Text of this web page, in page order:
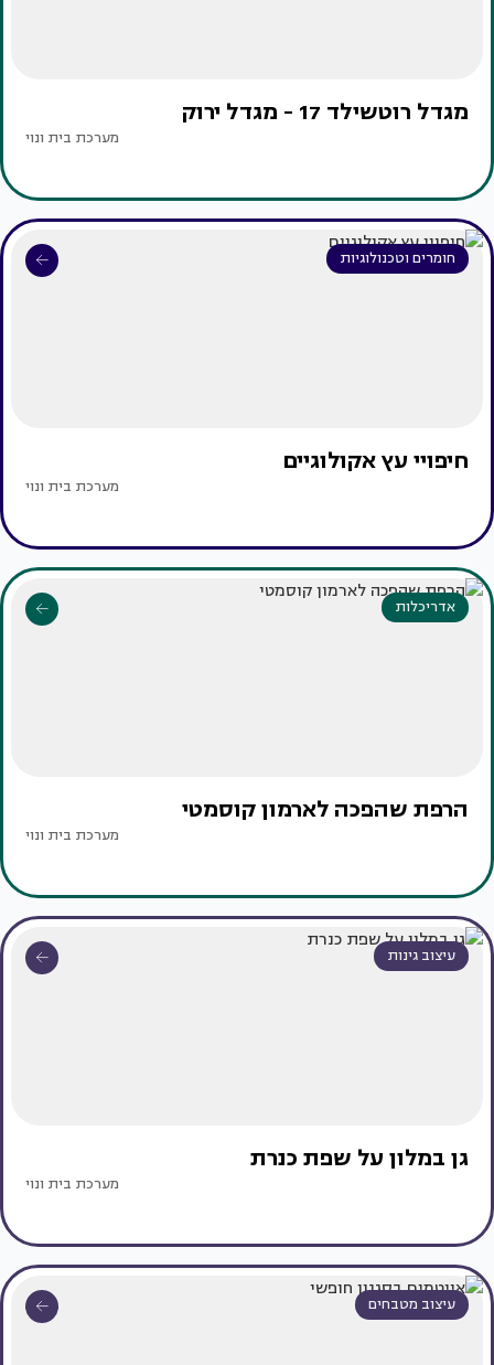
מגדל רוטשילד 17 - מגדל ירוק
מערכת בית ונוי
חומרים וטכנולוגיות
חיפויי עץ אקולוגיים
מערכת בית ונוי
אדריכלות
הרפת שהפכה לארמון קוסמטי
מערכת בית ונוי
עיצוב גינות
גן במלון על שפת כנרת
מערכת בית ונוי
עיצוב מטבחים